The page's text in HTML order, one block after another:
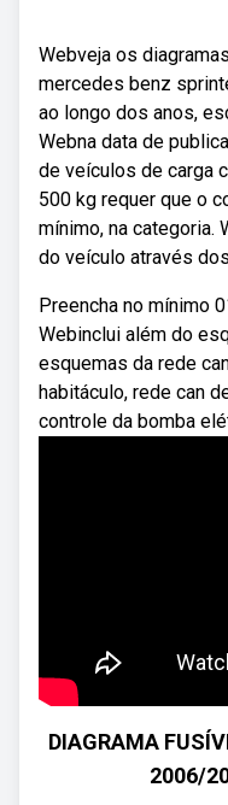
Webveja os
mercedes benz
ao longo dos anos,
Webna data de
de veículos de carga
500 kg requer que o
mínimo, na categoria.
do veículo através
Preencha no mínimo
Webinclui além do
esquemas da rede
habitáculo, rede can
controle da bomba
DIAGRAMA
2006/